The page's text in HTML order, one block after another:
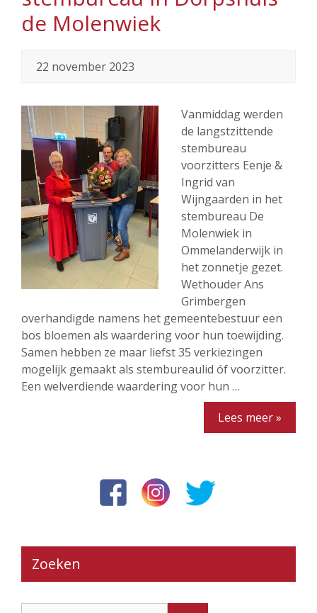
de Molenwiek
22 november 2023
Vanmiddag werden
de langstzittende
stembureau
voorzitters Eenje &
Ingrid van
Wijngaarden in het
stembureau De
Molenwiek in
Ommelanderwijk in
het zonnetje gezet.
Wethouder Ans
Grimbergen
overhandigde namens het gemeentebestuur een
bos bloemen als waardering voor hun toewijding.
Samen hebben ze maar liefst 35 verkiezingen
mogelijk gemaakt als stembureaulid óf voorzitter.
Een welverdiende waardering voor hun …
Lees meer »
Zoeken